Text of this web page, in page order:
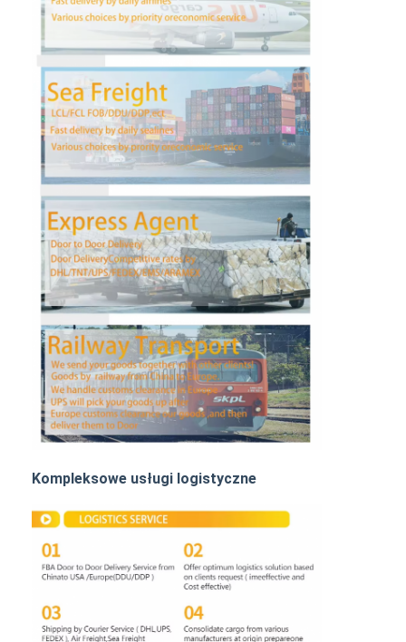
Spedycja Międzynarodowa
Spedycja lotnicza
Fracht morski
Dostawa DDP z Chin
ekspresowa WYSYŁKA
Transport kolejowy
Wyślij do Amazonu
Transport ciężarowy
Usługa magazynowania
Kompleksowe usługi logistyczne